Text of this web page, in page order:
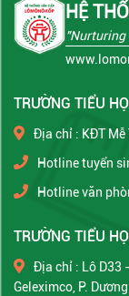
HỆ
"Nurturing
TRƯỜNG TIỂU
Địa chỉ : KĐT Mễ
Hotline tuyển
Hotline văn
TRƯỜNG TIỂU
Địa chỉ : Lô D33
Geleximco, P.